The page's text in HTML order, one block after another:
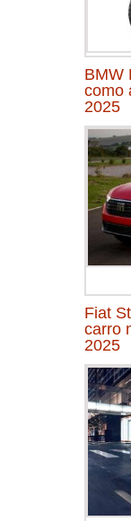
BMW
como
2025
Fiat
carro
2025